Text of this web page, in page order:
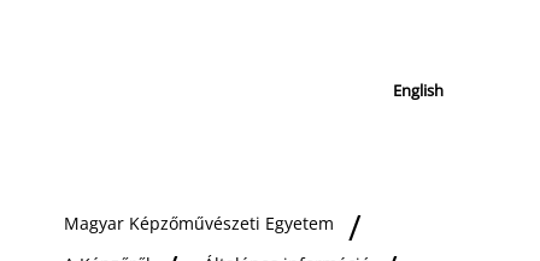
English
Magyar Képzőművészeti Egyetem